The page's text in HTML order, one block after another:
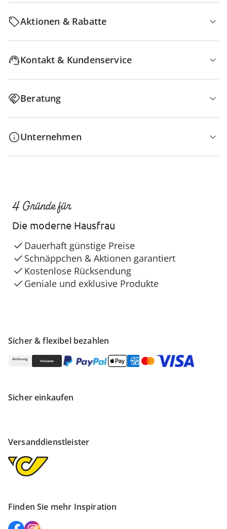
Aktionen & Rabatte
Kontakt & Kundenservice
Beratung
Unternehmen
Sicher & flexibel bezahlen
Sicher einkaufen
Versanddienstleister
Finden Sie mehr Inspiration
4 Gründe für
Die moderne Hausfrau
Dauerhaft günstige Preise
Schnäppchen & Aktionen garantiert
Kostenlose Rücksendung
Geniale und exklusive Produkte